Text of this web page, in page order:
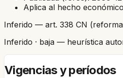
Aplica al hecho
Inferido — art. 338 CN
Inferido · baja — heurística
Vigencias y períodos